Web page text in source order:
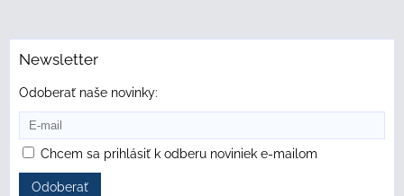
Newsletter
Odoberať naše novinky:
Chcem sa prihlásiť k odberu noviniek e-mailom
Odoberať